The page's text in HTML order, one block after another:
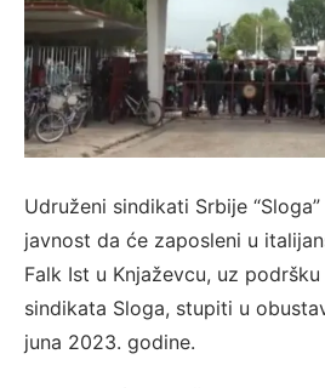
Udruženi sindikati Srbije
javnost da će zaposleni u
Falk Ist u Knjaževcu, uz
sindikata Sloga, stupiti u
juna 2023. godine.